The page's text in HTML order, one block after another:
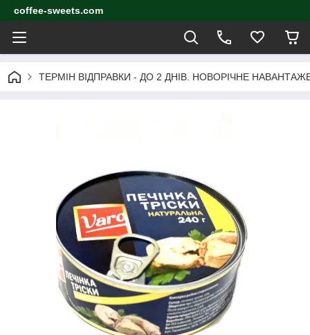
coffee-sweets.com
ТЕРМІН ВІДПРАВКИ - ДО 2 ДНІВ. НОВОРІЧНЕ